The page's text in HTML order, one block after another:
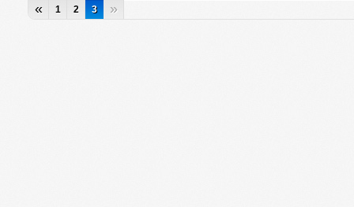
« 1 2 3 »